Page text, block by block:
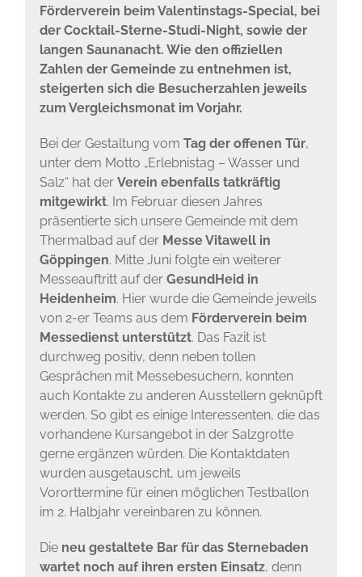
Förderverein beim Valentinstags-Special, bei
der Cocktail-Sterne-Studi-Night, sowie der
langen Saunanacht. Wie den offiziellen
Zahlen der Gemeinde zu entnehmen ist,
steigerten sich die Besucherzahlen jeweils
zum Vergleichsmonat im Vorjahr.
Bei der Gestaltung vom Tag der offenen Tür,
unter dem Motto „Erlebnistag – Wasser und
Salz“ hat der Verein ebenfalls tatkräftig
mitgewirkt. Im Februar diesen Jahres
präsentierte sich unsere Gemeinde mit dem
Thermalbad auf der Messe Vitawell in
Göppingen. Mitte Juni folgte ein weiterer
Messeauftritt auf der GesundHeid in
Heidenheim. Hier wurde die Gemeinde jeweils
von 2-er Teams aus dem Förderverein beim
Messedienst unterstützt. Das Fazit ist
durchweg positiv, denn neben tollen
Gesprächen mit Messebesuchern, konnten
auch Kontakte zu anderen Ausstellern geknüpft
werden. So gibt es einige Interessenten, die das
vorhandene Kursangebot in der Salzgrotte
gerne ergänzen würden. Die Kontaktdaten
wurden ausgetauscht, um jeweils
Vororttermine für einen möglichen Testballon
im 2. Halbjahr vereinbaren zu können.
Die neu gestaltete Bar für das Sternebaden
wartet noch auf ihren ersten Einsatz, denn